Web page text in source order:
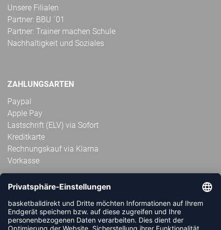
Unsere Filialen
Partner: BBU ´01
Partner: Trainer machen Schule
Nachhaltigkeit und Soziales
ZAHLUNGSARTEN
Paypal
Apple Pay
Lastschrift (ELV) via Sofort
Kreditkarte
Rechnungskauf via Klarna
Vorkasse
ABONNIERE JETZT DEN KOSTENLOSEN
HANDBALLDIREKT-NEWSLETTER UND VERPASSE KEINE
NEUIGKEIT ODER AKTION MEHR.